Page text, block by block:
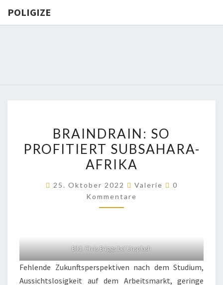
POLIGIZE
SO
PROFITIERT
SUBSAHARA-
BRAINDRAIN: SO
PROFITIERT SUBSAHARA-
AFRIKA
25. Oktober 2022 Valerie Kommentare
0
Kommentare
Bild:Chris BriggsbeiUnsplash
Fehlende Zukunftsperspektiven nach dem Studium,
Aussichtslosigkeit auf dem Arbeitsmarkt, geringe